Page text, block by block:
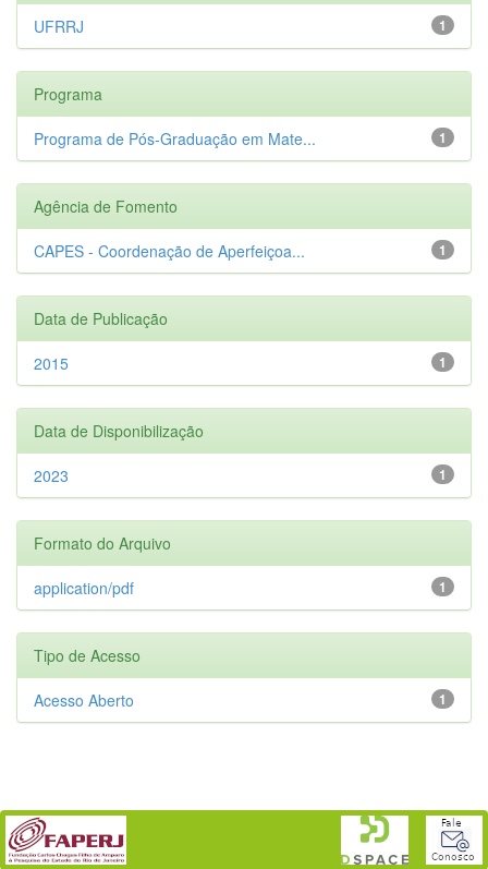
1
UFRRJ
Programa
1
Programa de Pós-Graduação em Mate...
Agência de Fomento
1
CAPES - Coordenação de Aperfeiçoa...
Data de Publicação
1
2015
Data de Disponibilização
1
2023
Formato do Arquivo
1
application/pdf
Tipo de Acesso
1
Acesso Aberto